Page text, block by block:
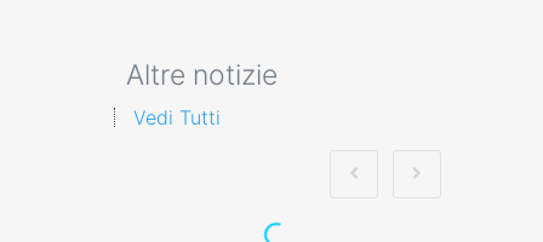
Altre notizie
Vedi Tutti